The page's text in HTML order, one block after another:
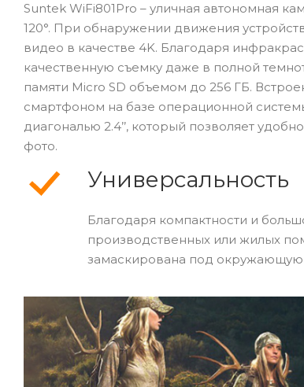
Suntek WiFi801Pro – уличная автономная
120°. При обнаружении движения
видео в качестве 4K. Благодаря
качественную съемку даже в полной
памяти Micro SD объемом до 256 ГБ.
смартфоном на базе операционной
диагональю 2.4’’, который позволяет
фото.
Универсальность
Благодаря компактности и
производственных или жилых
замаскирована под окружающую